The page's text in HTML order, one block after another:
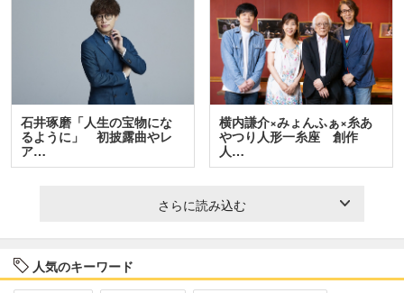
石井琢磨「人生の宝物にな
るように」 初披露曲やレ
ア…
横内謙介×みょんふぁ×糸あ
やつり人形一糸座 創作
人…
さらに読み込む
人気のキーワード